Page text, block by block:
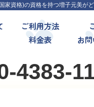
資格)の資格を持つ増子元美が
ご利用方法
料金表
お
4383-